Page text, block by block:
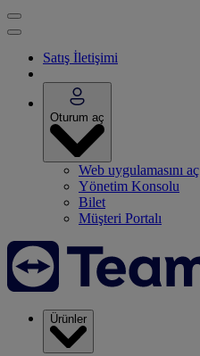
Satış İletişimi
Oturum aç
Web uygulamasını aç
Yönetim Konsolu
Bilet
Müşteri Portalı
Ürünler